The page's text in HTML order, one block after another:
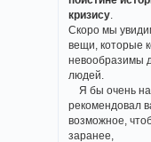
кризису
Скоро мы
вещи, которые
невообразимы
людей.
Я бы очень
рекомендовал
возможное,
заранее,